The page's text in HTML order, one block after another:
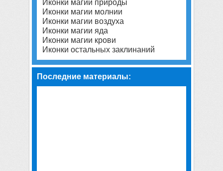
Иконки магии природы
Иконки магии молнии
Иконки магии воздуха
Иконки магии яда
Иконки магии крови
Иконки остальных заклинаний
Последние материалы: